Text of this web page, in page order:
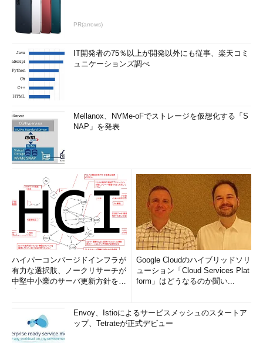
PR(arrows)
IT開発者の75％以上が開発以外にも従事、楽天コミ
ュニケーションズ調べ
Mellanox、NVMe-oFでストレージを仮想化する「S
NAP」を発表
ハイパーコンバージドインフラが
有力な選択肢、ノークリサーチが
中堅中小業のサーバ更新方針を調
Google Cloudのハイブリッドソリ
ューション「Cloud Services Plat
form」はどうなるのか聞い...
Envoy、Istioによるサービスメッシュのスタートア
ップ、Tetrateが正式デビュー